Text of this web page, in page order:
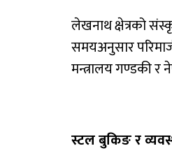
लेखनाथ क्षेत्रको
समयअनुसार
मन्त्रालय गण्डकी
स्टल बुकिङ र